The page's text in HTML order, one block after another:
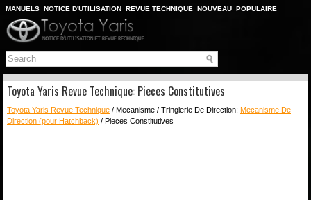
MANUELS NOTICE D'UTILISATION REVUE TECHNIQUE NOUVEAU POPULAIRE
PLAN DU SITE
CHERCHER
Toyota Yaris Revue Technique: Pieces Constitutives
Toyota Yaris Revue Technique / Mecanisme / Tringlerie De Direction: Mecanisme De
Direction (pour Hatchback) / Pieces Constitutives